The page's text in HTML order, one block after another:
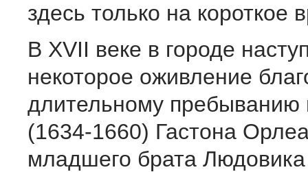
здесь только на короткое
В XVII веке в городе
некоторое оживление
длительному пребыванию
(1634-1660) Гастона
младшего брата